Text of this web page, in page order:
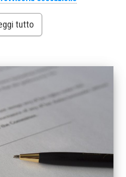
tutto